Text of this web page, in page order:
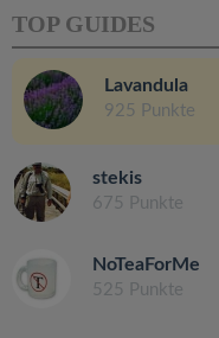
TOP GUIDES
Lavandula
925 Punkte
stekis
675 Punkte
NoTeaForMe
525 Punkte